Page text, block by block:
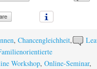
, Chancengleichheit,
Workshop, Online-Seminar,